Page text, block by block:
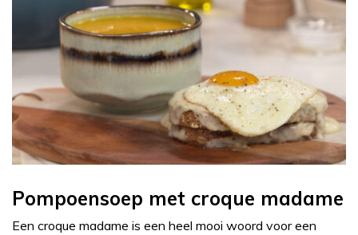
Pompoensoep met croque madame
Een croque madame is een heel mooi woord voor een